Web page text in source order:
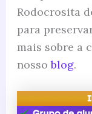
Rodocrosita
para
mais sobre a
nossoblog.